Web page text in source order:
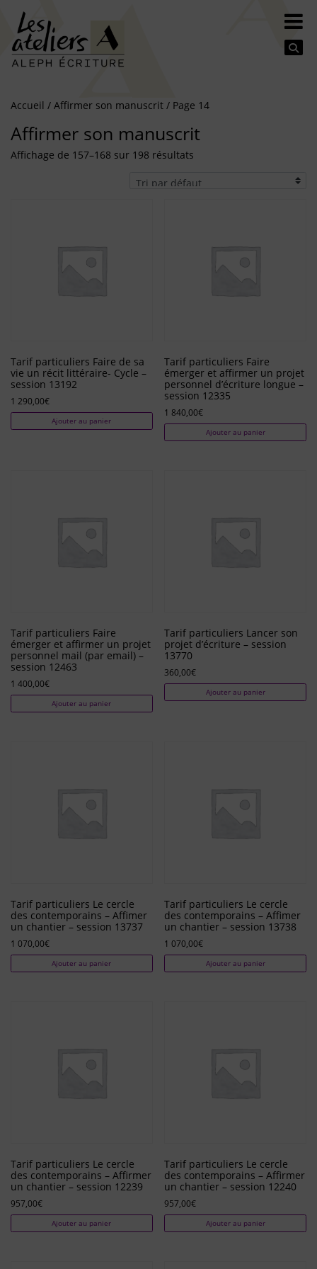
Accueil / Affirmer son manuscrit / Page 14
Affirmer son manuscrit
Affichage de 157–168 sur 198 résultats
Tarif particuliers Faire de sa
vie un récit littéraire- Cycle –
session 13192
1 290,00€
Ajouter au panier
Tarif particuliers Faire
émerger et affirmer un projet
personnel d’écriture longue –
session 12335
1 840,00€
Ajouter au panier
Tarif particuliers Faire
émerger et affirmer un projet
personnel mail (par email) –
session 12463
1 400,00€
Ajouter au panier
Tarif particuliers Lancer son
projet d’écriture – session
13770
360,00€
Ajouter au panier
Tarif particuliers Le cercle
des contemporains – Affimer
un chantier – session 13737
1 070,00€
Ajouter au panier
Tarif particuliers Le cercle
des contemporains – Affimer
un chantier – session 13738
1 070,00€
Ajouter au panier
Tarif particuliers Le cercle
des contemporains – Affirmer
un chantier – session 12239
957,00€
Ajouter au panier
Tarif particuliers Le cercle
des contemporains – Affirmer
un chantier – session 12240
957,00€
Ajouter au panier